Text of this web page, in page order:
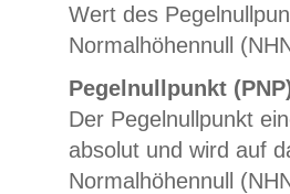
Wert des
Normalhöhennull
Pegelnullpunkt
Der Pegelnullpunkt
absolut und wird auf
Normalhöhennull